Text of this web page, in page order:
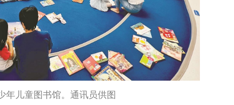
年儿童图书馆。通讯员供图